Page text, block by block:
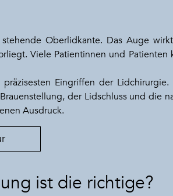
Oberlidkante. Das Auge
Viele Patientinnen und
Eingriffen der
der Lidschluss und die
Ausdruck.
ist die richtige?